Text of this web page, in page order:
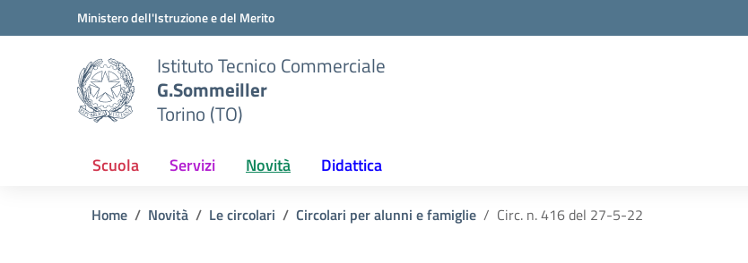
Vai ai contenuti
Vai al menu di navigazioneMinistero dell'Istruzione e del Merito
Istituto Tecnico Commerciale
G.Sommeiller
Torino (TO)
Scuola Servizi Novità Didattica
Home Novità Le circolari Circolari per alunni e famiglie Circ. n. 416 del 27-5-22